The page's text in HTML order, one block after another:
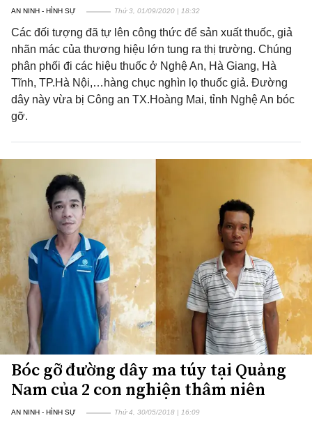
AN NINH - HÌNH SỰ Thứ 3, 01/09/2020 | 18:32
Các đối tượng đã tự lên công thức để sản xuất thuốc, giả
nhãn mác của thương hiệu lớn tung ra thị trường. Chúng
phân phối đi các hiệu thuốc ở Nghệ An, Hà Giang, Hà
Tĩnh, TP.Hà Nội,…hàng chục nghìn lọ thuốc giả. Đường
dây này vừa bị Công an TX.Hoàng Mai, tỉnh Nghệ An bóc
gỡ.
Bóc gỡ đường dây ma túy tại Quảng
Nam của 2 con nghiện thâm niên
AN NINH - HÌNH SỰ Thứ 4, 30/05/2018 | 16:09